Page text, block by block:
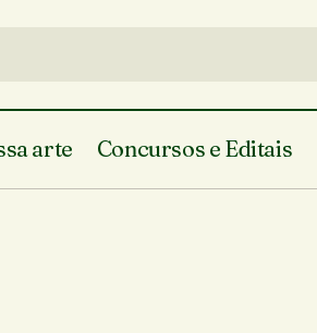
arte Concursos e Editais